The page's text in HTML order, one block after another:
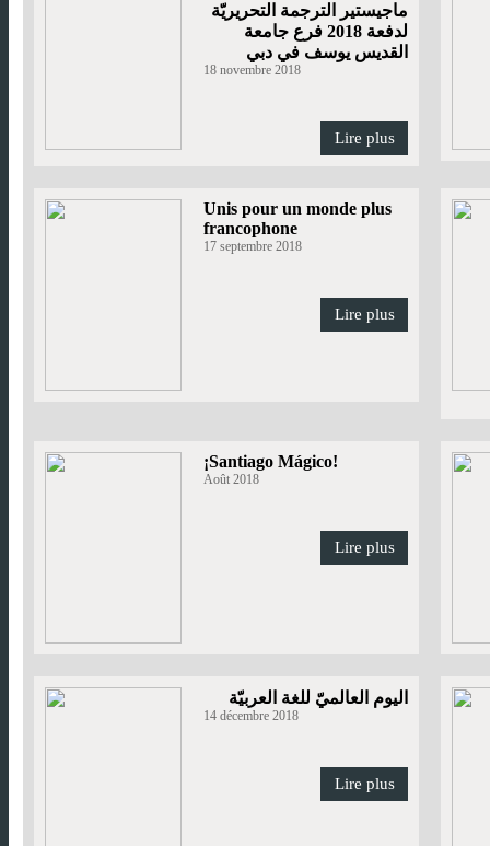
ماجيستير الترجمة التحريريّة
لدفعة 2018 فرع جامعة
القديس يوسف في دبي
18 novembre 2018
Lire plus
Unis pour un monde plus
francophone
17 septembre 2018
Lire plus
¡Santiago Mágico!
Août 2018
Lire plus
اليوم العالميّ للغة العربيّة
14 décembre 2018
Lire plus